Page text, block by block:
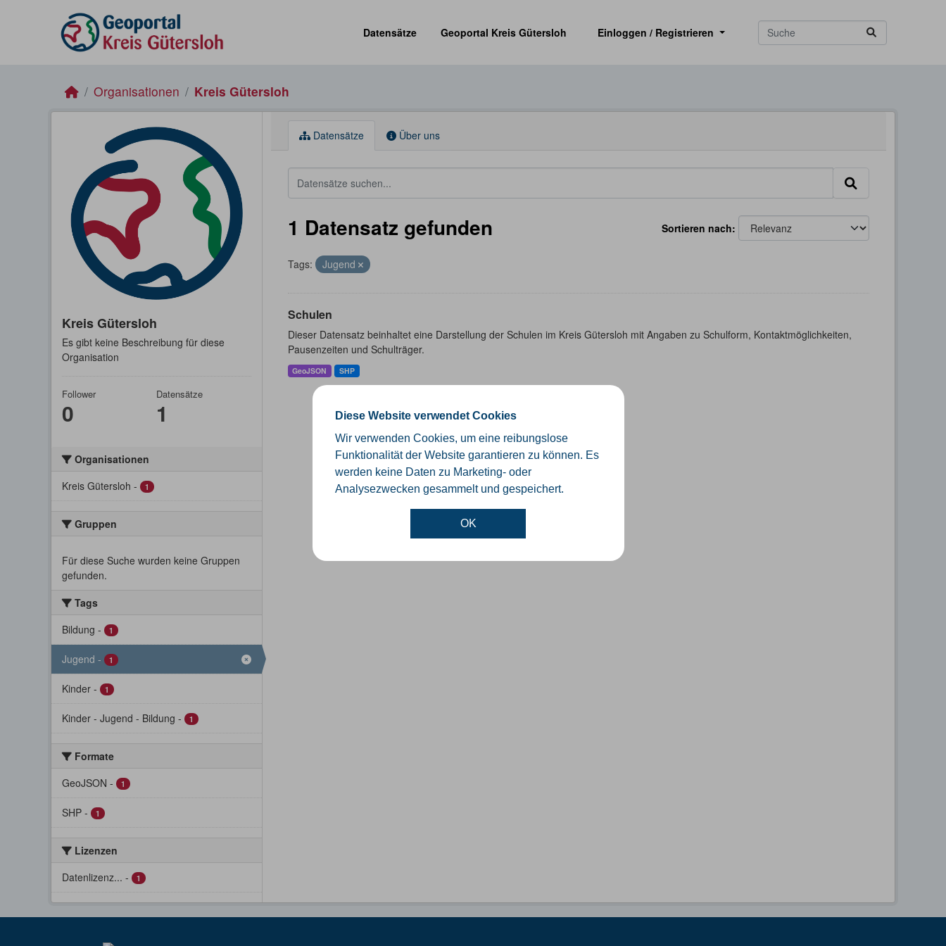
Diese Website verwendet Cookies
Wir verwenden Cookies, um eine reibungslose
Funktionalität der Website garantieren zu können. Es
werden keine Daten zu Marketing- oder
Analysezwecken gesammelt und gespeichert.
OK
Datensätze
Geoportal Kreis Gütersloh Einloggen / Registrieren
Organisationen Kreis Gütersloh
Kreis Gütersloh
Es gibt keine Beschreibung für diese
Organisation
Follower
0
Datensätze
1
Organisationen
Kreis Gütersloh - 1
Gruppen
Für diese Suche wurden keine Gruppen
gefunden.
Tags
Bildung - 1
Jugend - 1
Kinder - 1
Kinder - Jugend - Bildung - 1
Formate
GeoJSON - 1
SHP - 1
Lizenzen
Datenlizenz... - 1
Datensätze Über uns
Sortieren nach
1 Datensatz gefunden
Tags: Jugend
Schulen
Dieser Datensatz beinhaltet eine Darstellung der Schulen im Kreis Gütersloh mit Angaben zu Schulform, Kontaktmöglichkeiten,
Pausenzeiten und Schulträger.
GeoJSON SHP